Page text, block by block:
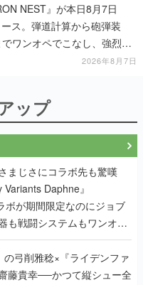
NEST』が本日8月7日
ス。弾道計算から砲弾装
ワンオペでこなし、強烈な
せるロマンある作品2026年8月7日
ップ
まじさにコラボ先も驚嘆
Daphne』
ボが期間限定なのにジョブ
も戦闘システムもワンオフ
理由を両ディレクターに聞
の弓削雅稔×『ライデンファ
藤貴幸──かつて縦シュー全